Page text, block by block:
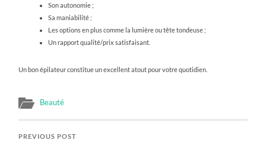
Son autonomie ;
Sa maniabilité ;
Les options en plus comme la lumière ou tête tondeuse ;
Un rapport qualité/prix satisfaisant.
Un bon épilateur constitue un excellent atout pour votre quotidien.
Beauté
PREVIOUS POST